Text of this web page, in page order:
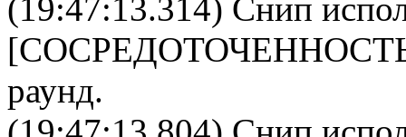
(19:47:13.314) Снип
[
раунд.